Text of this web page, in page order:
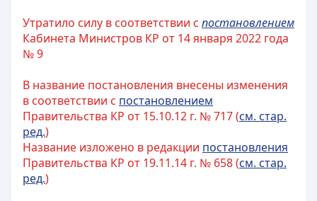
Утратило силу в соответствии с постановлением
Кабинета Министров КР от 14 января 2022 года
№ 9
В название постановления внесены изменения
в соответствии с постановлением
Правительства КР от 15.10.12 г. № 717 (см. стар.
ред.)
Название изложено в редакции постановления
Правительства КР от 19.11.14 г. № 658 (см. стар.
ред.)